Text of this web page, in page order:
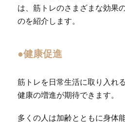
は、筋トレのさまざまな効果
のを紹介します。
●健康促進
筋トレを日常生活に取り入れ
健康の増進が期待できます。
多くの人は加齢とともに身体